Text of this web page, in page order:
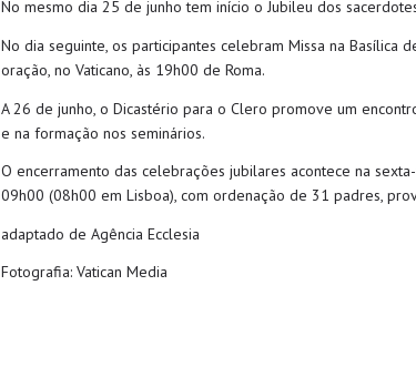
No mesmo dia 25 de junho tem início o Jubileu dos
No dia seguinte, os participantes celebram Missa na Basílica
oração, no Vaticano, às 19h00 de Roma.
A 26 de junho, o Dicastério para o Clero promove um
e na formação nos seminários.
O encerramento das celebrações jubilares acontece na
09h00 (08h00 em Lisboa), com ordenação de 31 padres,
adaptado de Agência Ecclesia
Fotografia: Vatican Media